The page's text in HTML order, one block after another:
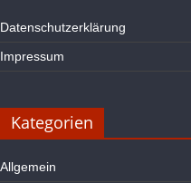
Datenschutzerklärung
Impressum
Kategorien
Allgemein